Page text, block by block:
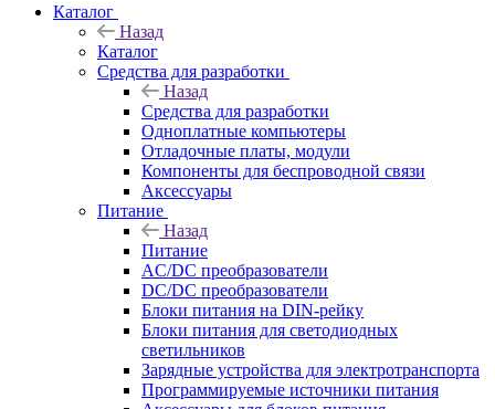
Каталог
Назад
Каталог
Средства для разработки
Назад
Средства для разработки
Одноплатные компьютеры
Отладочные платы, модули
Компоненты для беспроводной связи
Аксессуары
Питание
Назад
Питание
AC/DC преобразователи
DC/DC преобразователи
Блоки питания на DIN-рейку
Блоки питания для светодиодных
светильников
Зарядные устройства для электротранспорта
Программируемые источники питания